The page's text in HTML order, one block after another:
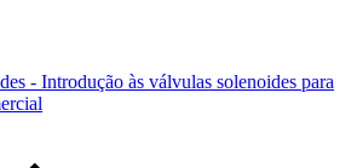
- Introdução às válvulas solenoides para